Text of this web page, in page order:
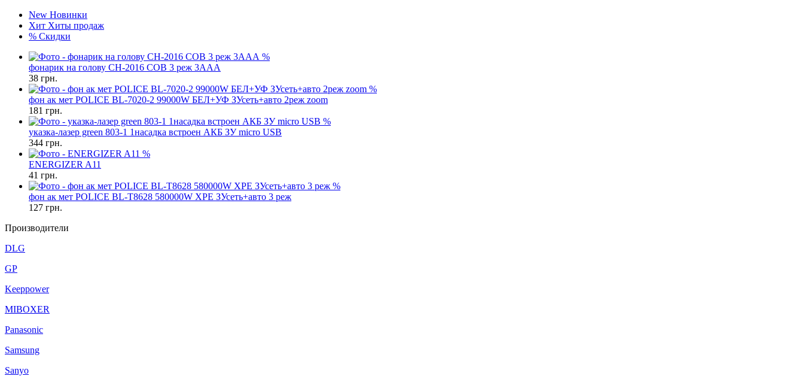
New Новинки
Хит Хиты продаж
% Скидки
%
фонарик на голову CH-2016 COB 3 реж 3AAA
38 грн.
%
фон ак мет POLICE BL-7020-2 99000W БЕЛ+УФ ЗУсеть+авто 2реж zoom
181 грн.
%
указка-лазер green 803-1 1насадка встроен АКБ ЗУ micro USB
344 грн.
%
ENERGIZER A11
41 грн.
%
фон ак мет POLICE BL-T8628 580000W XPE ЗУсеть+авто 3 реж
127 грн.
Производители
DLG
GP
Keeppower
MIBOXER
Panasonic
Samsung
Sanyo